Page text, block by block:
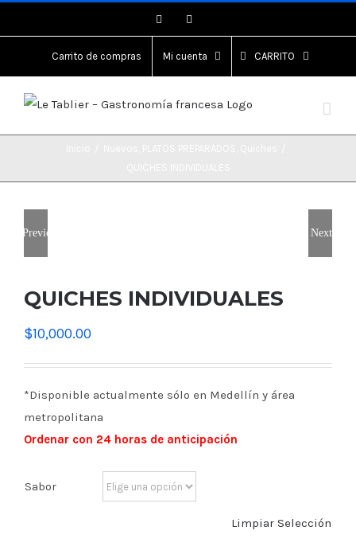
al
contenido
Instagram
Carrito de compras Mi cuenta CARRITO
Previous Next
QUICHES INDIVIDUALES
$10,000.00
*Disponible actualmente sólo en Medellín y área
metropolitana
Ordenar con 24 horas de anticipación
Sabor
Limpiar Selección